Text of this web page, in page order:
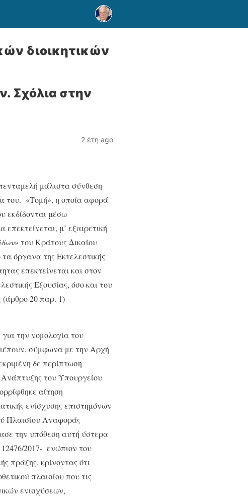
διοικητικών
Σχόλια στην
2 έτη ago
μάλιστα σύνθεση-
του. «Τομή», η οποία αφορά
εκδίδονται μέσω
μ’ εξαιρετική
» του Κράτους Δικαίου
όργανα της Εκτελεστικής
επεκτείνεται και στον
Εξουσίας, όσο και του
20 παρ. 1)
για την νομολογία του
σύμφωνα με την Αρχή
δε περίπτωση
Ανάπτυξης του Υπουργείου
αίτηση
ενίσχυσης επιστημόνων
Πλαισίου Αναφοράς
την υπόθεση αυτή ύστερα
2017- ενώπιον του
πράξης, κρίνοντας ότι
πλαισίου που τις
ενισχύσεων,